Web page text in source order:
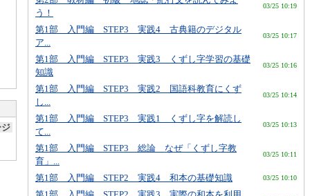
う！
03/25 10:19
第1部 入門編 STEP3 実践4 古典籍のデジタル
ア...
03/25 10:17
第1部 入門編 STEP3 実践3 くずし字学習の基礎
知識
03/25 10:16
第1部 入門編 STEP3 実践2 国語科教育にくず
し...
03/25 10:14
第1部 入門編 STEP3 実践1 くずし字を解読し
て...
03/25 10:13
第1部 入門編 STEP3 総論 なぜ「くずし字教
育」...
03/25 10:11
第1部 入門編 STEP2 実践4 和本の基礎知識 03/25 10:10